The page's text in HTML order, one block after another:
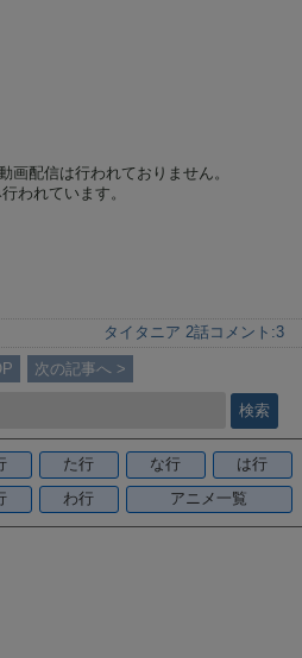
画配信は行われておりません。
われています。
タイタニア 2話 コメント:3
次の記事へ >
た行 な行
は行
わ行 アニメ一覧